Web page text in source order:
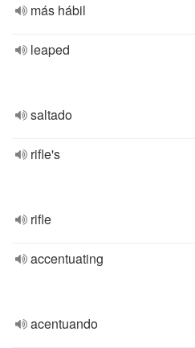
más hábil
leaped
saltado
rifle's
rifle
accentuating
acentuando